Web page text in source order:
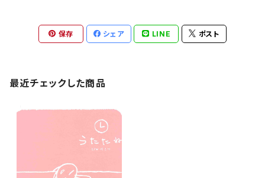
保存 シェア LINE ポスト
最近チェックした商品